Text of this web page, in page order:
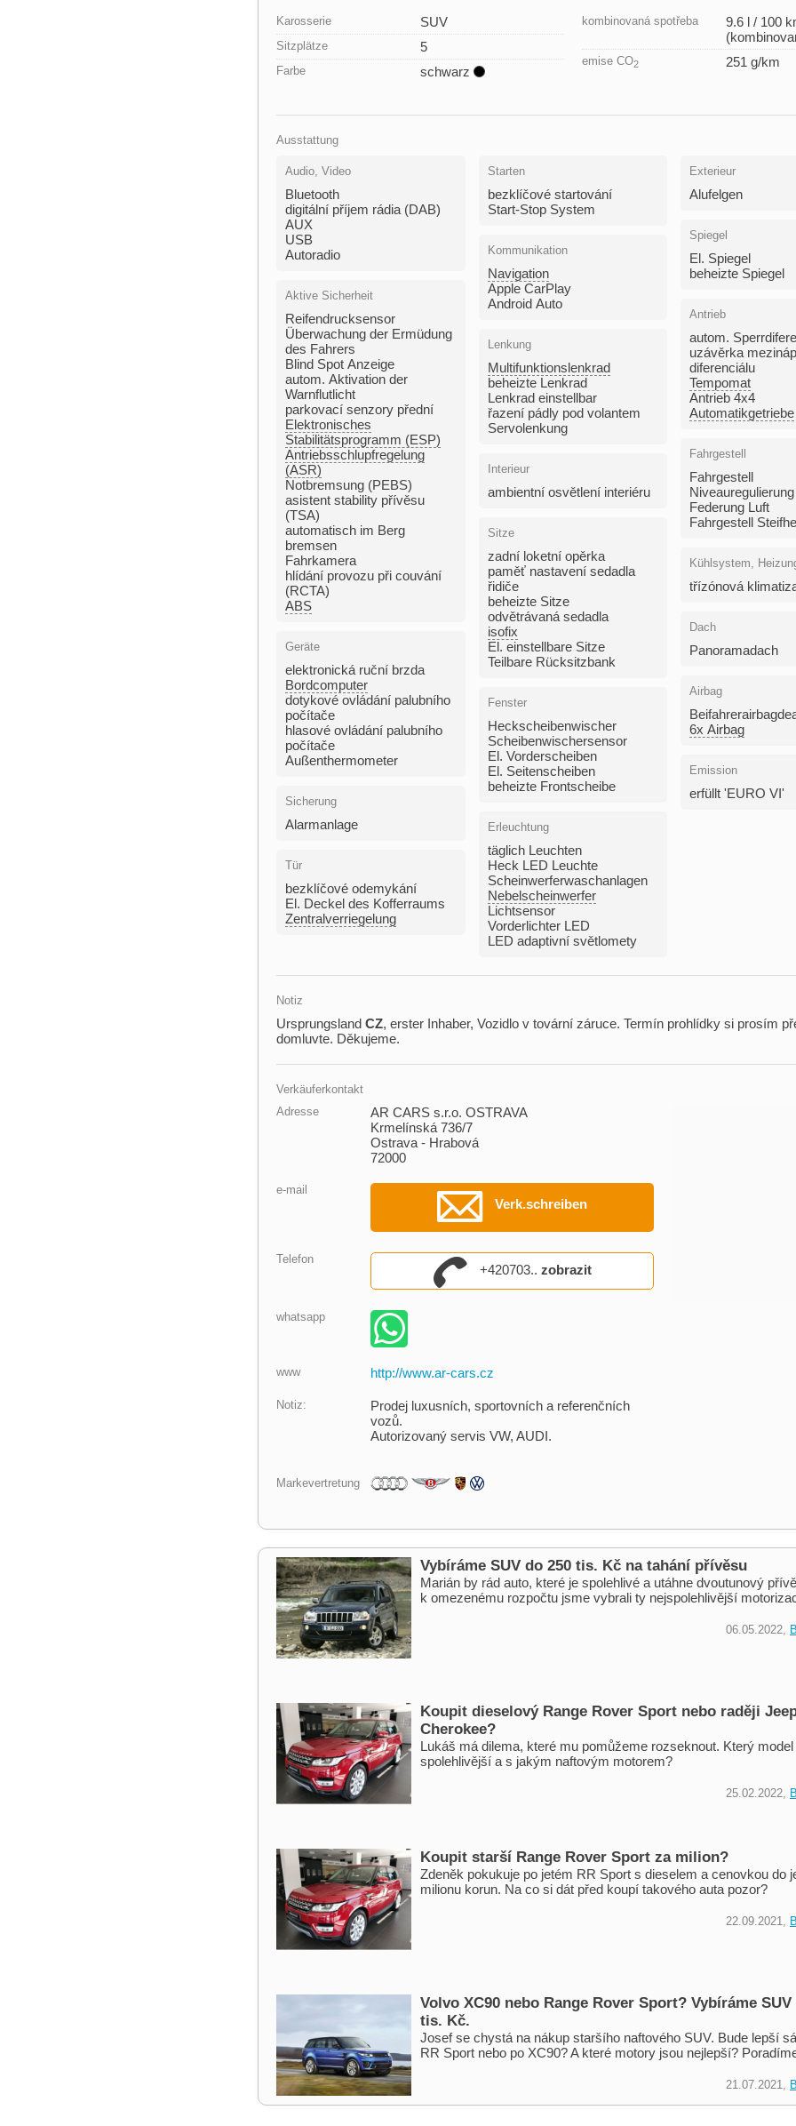
Karosserie SUV
Sitzplätze 5
Farbe schwarz
kombinovaná spotřeba
9.6 l / 100
emise CO2 251 g/km
Ausstattung
Audio, Video
Bluetooth
digitální příjem rádia (DAB)
AUX
USB
Autoradio
Aktive Sicherheit
Reifendrucksensor
Überwachung der Ermüdung
des Fahrers
Blind Spot Anzeige
autom. Aktivation der
Warnflutlicht
parkovací senzory přední
Elektronisches
Stabilitätsprogramm (ESP)
Antriebsschlupfregelung
(ASR)
Notbremsung (PEBS)
asistent stability přívěsu
(TSA)
automatisch im Berg
bremsen
Fahrkamera
hlídání provozu při couvání
(RCTA)
ABS
Geräte
elektronická ruční brzda
Bordcomputer
dotykové ovládání palubního
počítače
hlasové ovládání palubního
počítače
Außenthermometer
Sicherung
Alarmanlage
Tür
bezklíčové odemykání
El. Deckel des Kofferraums
Zentralverriegelung
Starten
bezklíčové startování
Start-Stop System
Kommunikation
Navigation
Apple CarPlay
Android Auto
Lenkung
Multifunktionslenkrad
beheizte Lenkrad
Lenkrad einstellbar
řazení pádly pod volantem
Servolenkung
Interieur
ambientní osvětlení interiéru
Sitze
zadní loketní opěrka
paměť nastavení sedadla
řidiče
beheizte Sitze
odvětrávaná sedadla
isofix
El. einstellbare Sitze
Teilbare Rücksitzbank
Fenster
Heckscheibenwischer
Scheibenwischersensor
El. Vorderscheiben
El. Seitenscheiben
beheizte Frontscheibe
Erleuchtung
täglich Leuchten
Heck LED Leuchte
Scheinwerferwaschanlagen
Nebelscheinwerfer
Lichtsensor
Vorderlichter LED
LED adaptivní světlomety
Exterieur
Alufelgen
Spiegel
El. Spiegel
beheizte Spiegel
Antrieb
autom.
uzávěrka
diferenciálu
Tempomat
Antrieb 4x4
Automatikgetriebe
Fahrgestell
Fahrgestell
Niveauregulierung
Federung Luft
Fahrgestell
Kühlsystem,
třízónová
Dach
Panoramadach
Airbag
6x Airbag
Emission
erfüllt 'EURO VI'
Notiz
Ursprungsland CZ,​ erster Inhaber,​ Vozidlo v tovární záruce. Termín prohlídky si prosím
domluvte. Děkujeme.
Verkäuferkontakt
Adresse
AR CARS s.r.o. OSTRAVA
Krmelínská 736/7
Ostrava - Hrabová
72000
e-mail
Verk.schreiben
Telefon
+420703.. zobrazit
whatsapp
www http://www.ar-cars.cz
Notiz:
Prodej luxusních, sportovních a referenčních
vozů.
Autorizovaný servis VW, AUDI.
Markevertretung
Vybíráme SUV do 250 tis. Kč na tahání přívěsu
Marián by rád auto, které je spolehlivé a utáhne dvoutunový
k omezenému rozpočtu jsme vybrali ty nejspolehlivější
06.05.2022,
Koupit dieselový Range Rover Sport nebo raději
Cherokee?
Lukáš má dilema, které mu pomůžeme rozseknout. Který model
spolehlivější a s jakým naftovým motorem?
25.02.2022,
Koupit starší Range Rover Sport za milion?
Zdeněk pokukuje po jetém RR Sport s dieselem a cenovkou do
milionu korun. Na co si dát před koupí takového auta pozor?
22.09.2021,
Volvo XC90 nebo Range Rover Sport? Vybíráme SUV
tis. Kč.
Josef se chystá na nákup staršího naftového SUV. Bude lepší
RR Sport nebo po XC90? A které motory jsou nejlepší?
21.07.2021,